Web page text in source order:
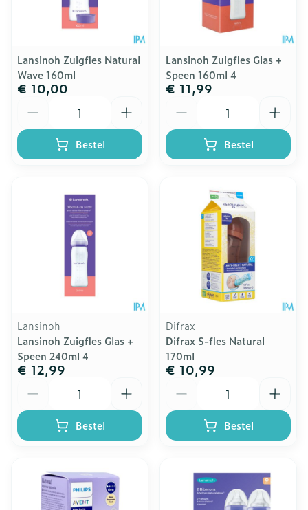
Lansinoh Zuigfles Natural
Wave 160ml
€ 10,00
Bestel
Lansinoh Zuigfles Glas +
Speen 160ml 4
€ 11,99
Bestel
Lansinoh
Lansinoh Zuigfles Glas +
Speen 240ml 4
€ 12,99
Bestel
Difrax
Difrax S-fles Natural
170ml
€ 10,99
Bestel